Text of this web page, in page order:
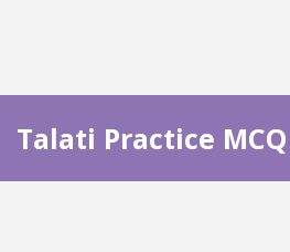
Talati Practice